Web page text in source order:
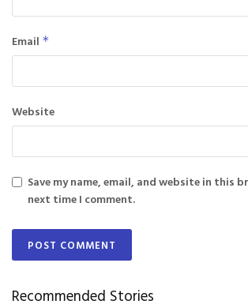
Email *
Website
Save my name, email, and website in this
next time I comment.
Recommended Stories